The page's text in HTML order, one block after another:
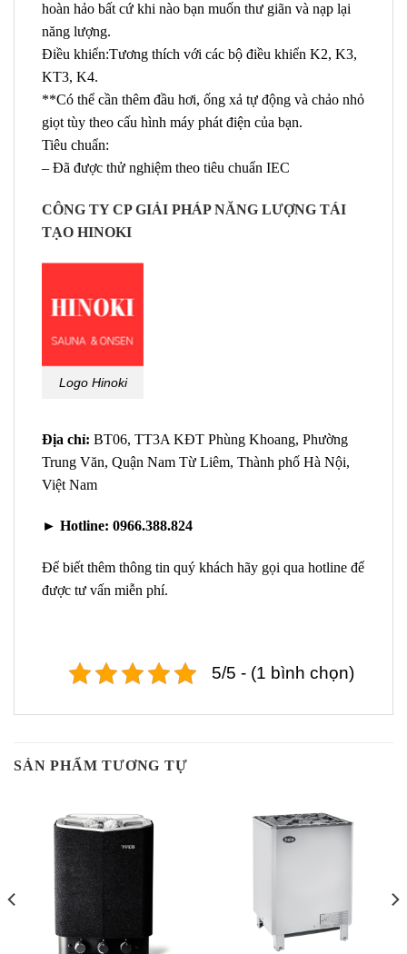
hoàn hảo bất cứ khi nào bạn muốn thư giãn và nạp lại
năng lượng.
Điều khiển:Tương thích với các bộ điều khiển K2, K3,
KT3, K4.
**Có thể cần thêm đầu hơi, ống xả tự động và chảo nhỏ
giọt tùy theo cấu hình máy phát điện của bạn.
Tiêu chuẩn:
– Đã được thử nghiệm theo tiêu chuẩn IEC
CÔNG TY CP GIẢI PHÁP NĂNG LƯỢNG TÁI
TẠO HINOKI
Logo Hinoki
Địa chỉ: BT06, TT3A KĐT Phùng Khoang, Phường
Trung Văn, Quận Nam Từ Liêm, Thành phố Hà Nội,
Việt Nam
► Hotline: 0966.388.824
Để biết thêm thông tin quý khách hãy gọi qua hotline để
được tư vấn miễn phí.
5/5 - (1 bình chọn)
SẢN PHẨM TƯƠNG TỰ